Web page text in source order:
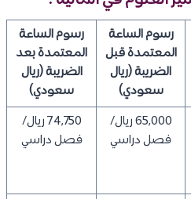
رسوم الساعة
المعتمدة قبل
الضريبة (ريال
سعودي)
رسوم الساعة
المعتمدة بعد
الضريبة (ريال
سعودي)
65,000 ريال/
فصل دراسي
74,750 ريال/
فصل دراسي